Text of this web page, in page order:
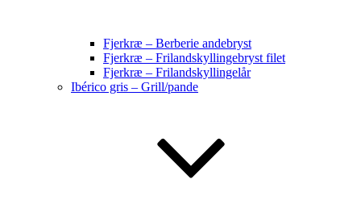
Fjerkræ – Berberie andebryst
Fjerkræ – Frilandskyllingebryst filet
Fjerkræ – Frilandskyllingelår
Ibérico gris – Grill/pande